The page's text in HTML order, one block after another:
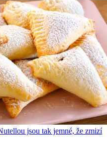
jsou tak jemné, že zmizí